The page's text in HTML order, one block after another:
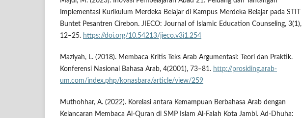
Implementasi Kurikulum Merdeka Belajar di Kampus Merdeka Belajar pada STIT
Buntet Pesantren Cirebon. JIECO: Journal of Islamic Education Counseling, 3(1),
12–25. https://doi.org/10.54213/jieco.v3i1.254
Maziyah, L. (2018). Membaca Kritis Teks Arab Argumentasi: Teori dan Praktik.
Konferensi Nasional Bahasa Arab, 4(2001), 73–81. http://prosiding.arab-
um.com/index.php/konasbara/article/view/259
Muthohhar, A. (2022). Korelasi antara Kemampuan Berbahasa Arab dengan
Kelancaran Membaca Al-Quran di SMP Islam Al-Falah Kota Jambi. Ad-Dhuha: